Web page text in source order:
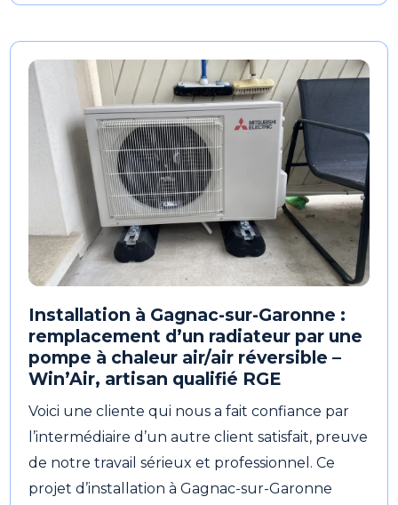
Installation à Gagnac-sur-Garonne :
remplacement d’un radiateur par une
pompe à chaleur air/air réversible –
Win’Air, artisan qualifié RGE
Voici une cliente qui nous a fait confiance par
l’intermédiaire d’un autre client satisfait, preuve
de notre travail sérieux et professionnel. Ce
projet d’installation à Gagnac-sur-Garonne